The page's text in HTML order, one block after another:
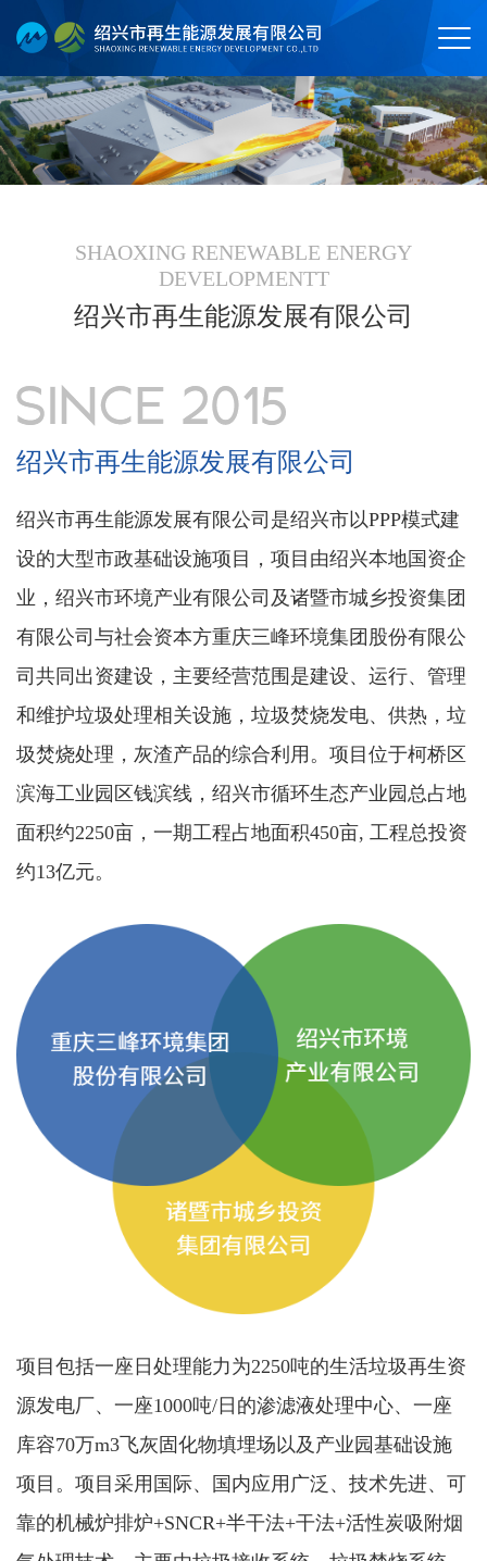
SHAOXING RENEWABLE ENERGY
DEVELOPMENTT
绍兴市再生能源发展有限公司
绍兴市再生能源发展有限公司
绍兴市再生能源发展有限公司是绍兴市以PPP模式建
设的大型市政基础设施项目，项目由绍兴本地国资企
业，绍兴市环境产业有限公司及诸暨市城乡投资集团
有限公司与社会资本方重庆三峰环境集团股份有限公
司共同出资建设，主要经营范围是建设、运行、管理
和维护垃圾处理相关设施，垃圾焚烧发电、供热，垃
圾焚烧处理，灰渣产品的综合利用。项目位于柯桥区
滨海工业园区钱滨线，绍兴市循环生态产业园总占地
面积约2250亩，一期工程占地面积450亩, 工程总投资
约13亿元。
项目包括一座日处理能力为2250吨的生活垃圾再生资
源发电厂、一座1000吨/日的渗滤液处理中心、一座
库容70万m3飞灰固化物填埋场以及产业园基础设施
项目。项目采用国际、国内应用广泛、技术先进、可
靠的机械炉排炉+SNCR+半干法+干法+活性炭吸附烟